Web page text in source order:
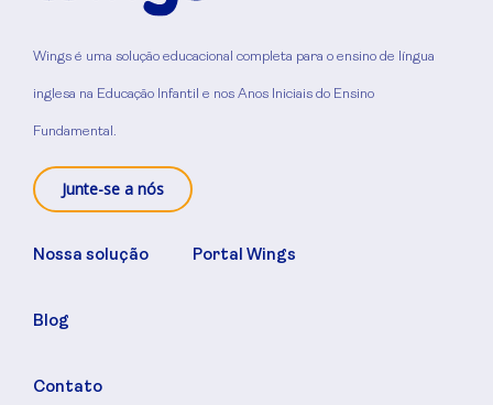
Wings é uma solução educacional completa para o ensino de língua
inglesa na Educação Infantil e nos Anos Iniciais do Ensino
Fundamental.
Junte-se a nós
Nossa solução
Blog
Contato
Portal Wings